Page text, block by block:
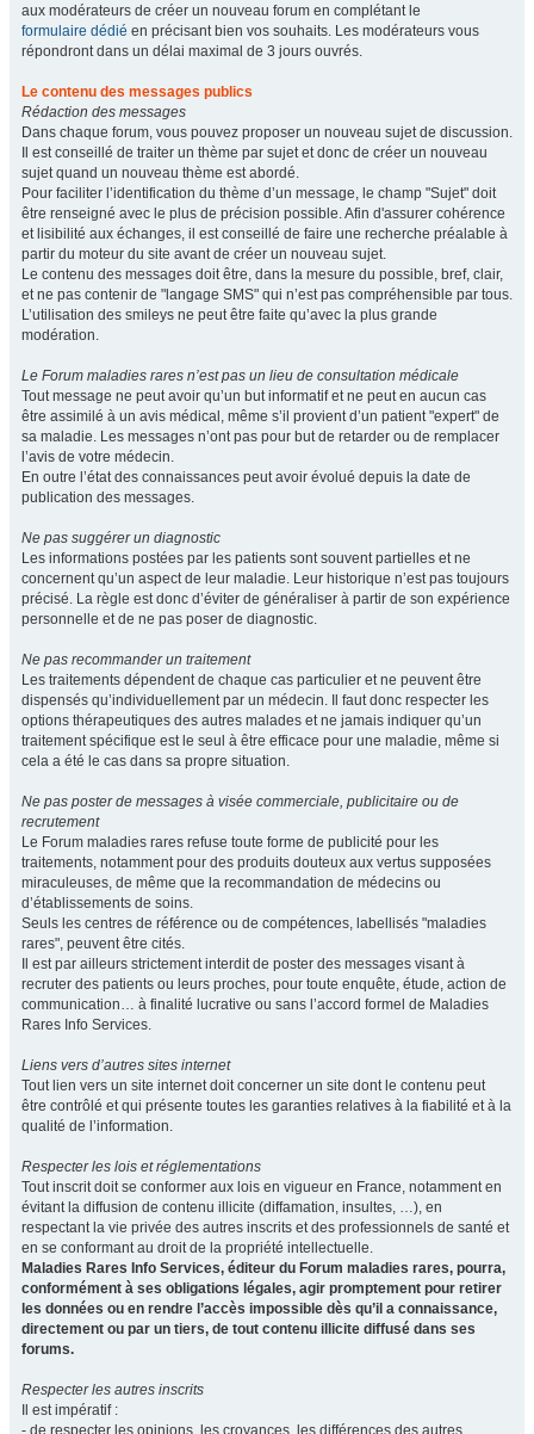
aux modérateurs de créer un nouveau forum en complétant le
formulaire dédié en précisant bien vos souhaits. Les modérateurs vous
répondront dans un délai maximal de 3 jours ouvrés.
Le contenu des messages publics
Rédaction des messages
Dans chaque forum, vous pouvez proposer un nouveau sujet de discussion.
Il est conseillé de traiter un thème par sujet et donc de créer un nouveau
sujet quand un nouveau thème est abordé.
Pour faciliter l’identification du thème d’un message, le champ "Sujet" doit
être renseigné avec le plus de précision possible. Afin d'assurer cohérence
et lisibilité aux échanges, il est conseillé de faire une recherche préalable à
partir du moteur du site avant de créer un nouveau sujet.
Le contenu des messages doit être, dans la mesure du possible, bref, clair,
et ne pas contenir de "langage SMS" qui n’est pas compréhensible par tous.
L’utilisation des smileys ne peut être faite qu’avec la plus grande
modération.
Le Forum maladies rares n’est pas un lieu de consultation médicale
Tout message ne peut avoir qu’un but informatif et ne peut en aucun cas
être assimilé à un avis médical, même s’il provient d’un patient "expert" de
sa maladie. Les messages n’ont pas pour but de retarder ou de remplacer
l’avis de votre médecin.
En outre l’état des connaissances peut avoir évolué depuis la date de
publication des messages.
Ne pas suggérer un diagnostic
Les informations postées par les patients sont souvent partielles et ne
concernent qu’un aspect de leur maladie. Leur historique n’est pas toujours
précisé. La règle est donc d’éviter de généraliser à partir de son expérience
personnelle et de ne pas poser de diagnostic.
Ne pas recommander un traitement
Les traitements dépendent de chaque cas particulier et ne peuvent être
dispensés qu’individuellement par un médecin. Il faut donc respecter les
options thérapeutiques des autres malades et ne jamais indiquer qu’un
traitement spécifique est le seul à être efficace pour une maladie, même si
cela a été le cas dans sa propre situation.
Ne pas poster de messages à visée commerciale, publicitaire ou de
recrutement
Le Forum maladies rares refuse toute forme de publicité pour les
traitements, notamment pour des produits douteux aux vertus supposées
miraculeuses, de même que la recommandation de médecins ou
d’établissements de soins.
Seuls les centres de référence ou de compétences, labellisés "maladies
rares", peuvent être cités.
Il est par ailleurs strictement interdit de poster des messages visant à
recruter des patients ou leurs proches, pour toute enquête, étude, action de
communication… à finalité lucrative ou sans l’accord formel de Maladies
Rares Info Services.
Liens vers d’autres sites internet
Tout lien vers un site internet doit concerner un site dont le contenu peut
être contrôlé et qui présente toutes les garanties relatives à la fiabilité et à la
qualité de l’information.
Respecter les lois et réglementations
Tout inscrit doit se conformer aux lois en vigueur en France, notamment en
évitant la diffusion de contenu illicite (diffamation, insultes, …), en
respectant la vie privée des autres inscrits et des professionnels de santé et
en se conformant au droit de la propriété intellectuelle.
Maladies Rares Info Services, éditeur du Forum maladies rares, pourra,
conformément à ses obligations légales, agir promptement pour retirer
les données ou en rendre l’accès impossible dès qu’il a connaissance,
directement ou par un tiers, de tout contenu illicite diffusé dans ses
forums.
Respecter les autres inscrits
Il est impératif :
- de respecter les opinions, les croyances, les différences des autres